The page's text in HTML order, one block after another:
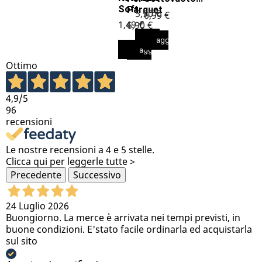
Soft
1,49 €
aggiungi al carrello
Parquet
6,90 €
aggiungi al carrello
5,90 €
aggiungi al carrello
6,99 €
aggiungi al carrello
Ottimo
4,9/5
96
recensioni
Le nostre recensioni a 4 e 5 stelle.
Clicca qui per leggerle tutte >
Precedente
Successivo
24 Luglio 2026
Buongiorno. La merce è arrivata nei tempi previsti, in
buone condizioni. E'stato facile ordinarla ed acquistarla
sul sito